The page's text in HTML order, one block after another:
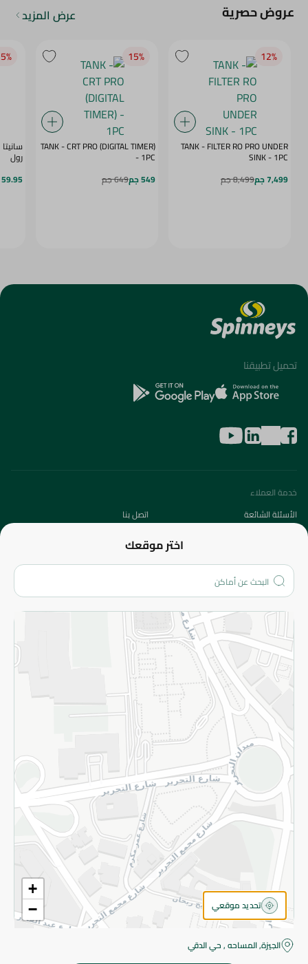
عروض حصرية عرض المزيد
12‎%‎
TANK - FILTER RO PRO UNDER
SINK - 1PC
7,499 جم
8,499 جم
15‎%‎
TANK - CRT PRO (DIGITAL TIMER)
- 1PC
549 جم
649 جم
رول
59.95 جم
اختر موقعك
+
−
تحديد موقعي
الجيزة, المساحه , حي الدقي
تحميل تطبيقنا
خدمة العملاء
الأسئلة الشائعة
اتصل بنا
من نحن؟
الفروع
المزيد
الاسترجاع
سياسة الاستخدام
سياسة الخصوصية
قم بالتسجيل للنشرة
©2026 - Spinneys | جميع الحقوق محفوظة